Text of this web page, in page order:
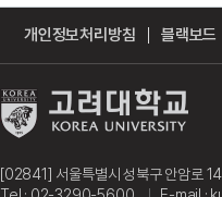
개인정보처리방침 블랙보드
[02841] 서울특별시 성북구 안암로